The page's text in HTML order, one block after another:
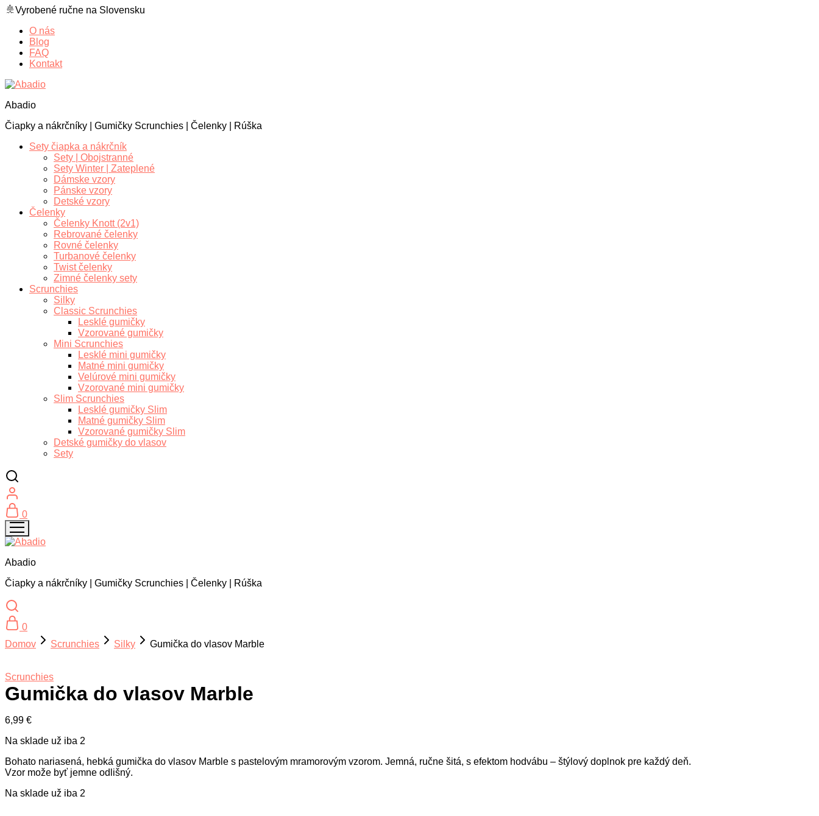
Vyrobené ručne na Slovensku
O nás
Blog
FAQ
Kontakt
Abadio
Čiapky a nákrčníky | Gumičky Scrunchies | Čelenky | Rúška
Sety čiapka a nákrčník
Sety | Obojstranné
Sety Winter | Zateplené
Dámske vzory
Pánske vzory
Detské vzory
Čelenky
Čelenky Knott (2v1)
Rebrované čelenky
Rovné čelenky
Turbanové čelenky
Twist čelenky
Zimné čelenky sety
Scrunchies
Silky
Classic Scrunchies
Lesklé gumičky
Vzorované gumičky
Mini Scrunchies
Lesklé mini gumičky
Matné mini gumičky
Velúrové mini gumičky
Vzorované mini gumičky
Slim Scrunchies
Lesklé gumičky Slim
Matné gumičky Slim
Vzorované gumičky Slim
Detské gumičky do vlasov
Sety
0
Abadio
Čiapky a nákrčníky | Gumičky Scrunchies | Čelenky | Rúška
0
Domov
Scrunchies Silky Gumička do vlasov Marble
Scrunchies
Gumička do vlasov Marble
6,99 €
Na sklade už iba 2
Bohato nariasená, hebká gumička do vlasov Marble s pastelovým mramorovým vzorom. Jemná, ručne šitá, s efektom hodvábu – štýlový doplnok pre každý deň.
Vzor može byť jemne odlišný.
Na sklade už iba 2